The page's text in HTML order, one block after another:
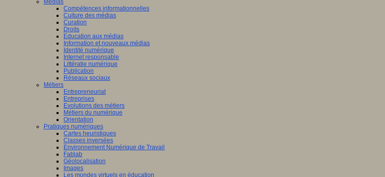
Médias
Compétences informationnelles
Culture des médias
Curation
Droits
Education aux médias
Information et nouveaux médias
Identité numérique
Internet responsable
Littératie numérique
Publication
Réseaux sociaux
Métiers
Entrepreneuriat
Entreprises
Evolutions des métiers
Métiers du numérique
Orientation
Pratiques numériques
Cartes heuristiques
Classes inversées
Environnement Numérique de Travail
Fablab
Géolocalisation
Images
Les mondes virtuels en éducation